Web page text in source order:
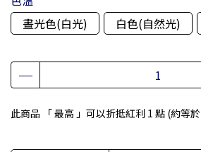
晝光色(白光)
白色(自然光)
此商品 「 最高 」可以折抵紅利 1 點 (約等於